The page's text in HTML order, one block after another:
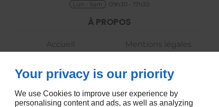
SUIVEZ-NOUS
À PROPOS
Accueil
Mentions légales
Lun - Sam 09h30 - 17h30
Your privacy is our priority
We use Cookies to improve user experience by
personalising content and ads, as well as analyzing